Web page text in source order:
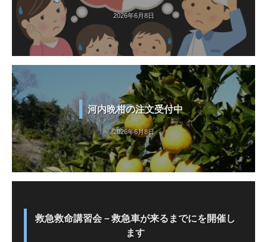
2026年6月8日
河内晩柑の注文受付中
2026年6月8日
救急救命講習会－救急車が来るまでにを開催し
ます